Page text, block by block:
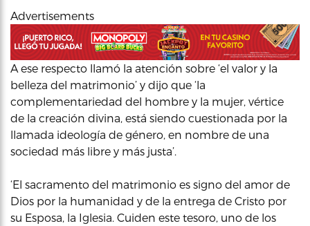
Advertisements
A ese respecto llamó la atención sobre ‘el valor y la
belleza del matrimonio’ y dijo que ‘la
complementariedad del hombre y la mujer, vértice
de la creación divina, está siendo cuestionada por la
llamada ideología de género, en nombre de una
sociedad más libre y más justa’.
‘El sacramento del matrimonio es signo del amor de
Dios por la humanidad y de la entrega de Cristo por
su Esposa, la Iglesia. Cuiden este tesoro, uno de los